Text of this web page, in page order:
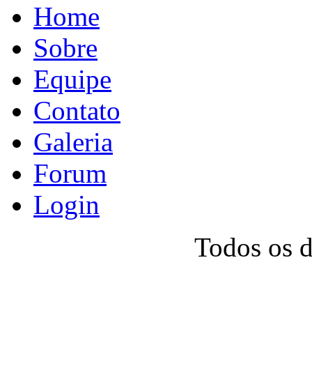
Home
Sobre
Equipe
Contato
Galeria
Forum
Login
Todos os